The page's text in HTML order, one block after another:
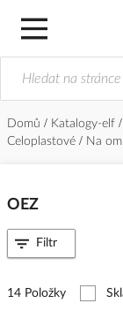
Domů Katalogy-elf
Celoplastové
Na
OEZ
14 Položky
Filtr